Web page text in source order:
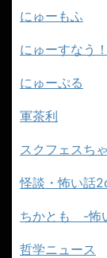
にゅーもふ
にゅーすなう！
にゅーぷる
軍茶利
スクフェスち
怪談・怖い話
ちかとも -怖
哲学ニュース